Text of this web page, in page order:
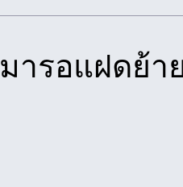
มารอแฝดย้